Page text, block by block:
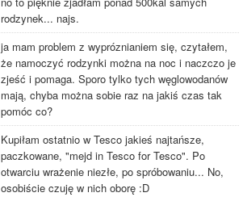
rodzynek... najs.
ja mam problem z wypróznianiem się, czytałem,
że namoczyć rodzynki można na noc i naczczo je
zjeść i pomaga. Sporo tylko tych węglowodanów
mają, chyba można sobie raz na jakiś czas tak
pomóc co?
Kupiłam ostatnio w Tesco jakieś najtańsze,
paczkowane, "mejd in Tesco for Tesco". Po
otwarciu wrażenie niezłe, po spróbowaniu... No,
osobiście czuję w nich oborę :D